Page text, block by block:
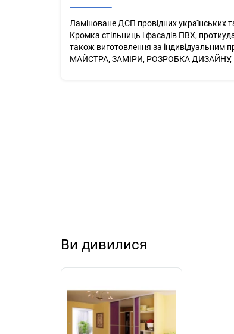
Ламіноване ДСП провідних українських
Кромка стільниць і фасадів ПВХ,
також виготовлення за індивідуальним
МАЙСТРА, ЗАМІРИ, РОЗРОБКА
Ви дивилися